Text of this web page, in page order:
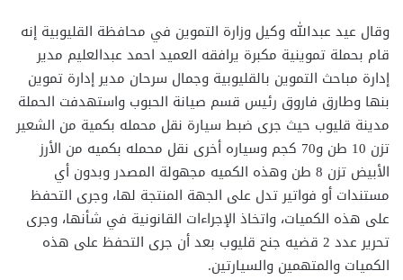
وقال عيد عبدالله وكيل وزارة التموين في محافظة القليوبية إنه
قام بحملة تموينية مكبرة يرافقه العميد احمد عبدالعليم مدير
إدارة مباحث التموين بالقليوبية وجمال سرحان مدير إدارة تموين
بنها وطارق فاروق رئيس قسم صيانة الحبوب واستهدفت الحملة
مدينة قليوب حيث جرى ضبط سيارة نقل محمله بكمية من الشعير
تزن 10 طن و70 كجم وسياره أخرى نقل محمله بكميه من الأرز
الأبيض تزن 8 طن وهذه الكميه مجهولة المصدر وبدون أي
مستندات أو فواتير تدل على الجهة المنتجة لها، وجرى التحفظ
على هذه الكميات، واتخاذ الإجراءات القانونية في شأنها، وجرى
تحرير عدد 2 قضيه جنح قليوب بعد أن جرى التحفظ على هذه
الكميات والمتهمين والسيارتين.